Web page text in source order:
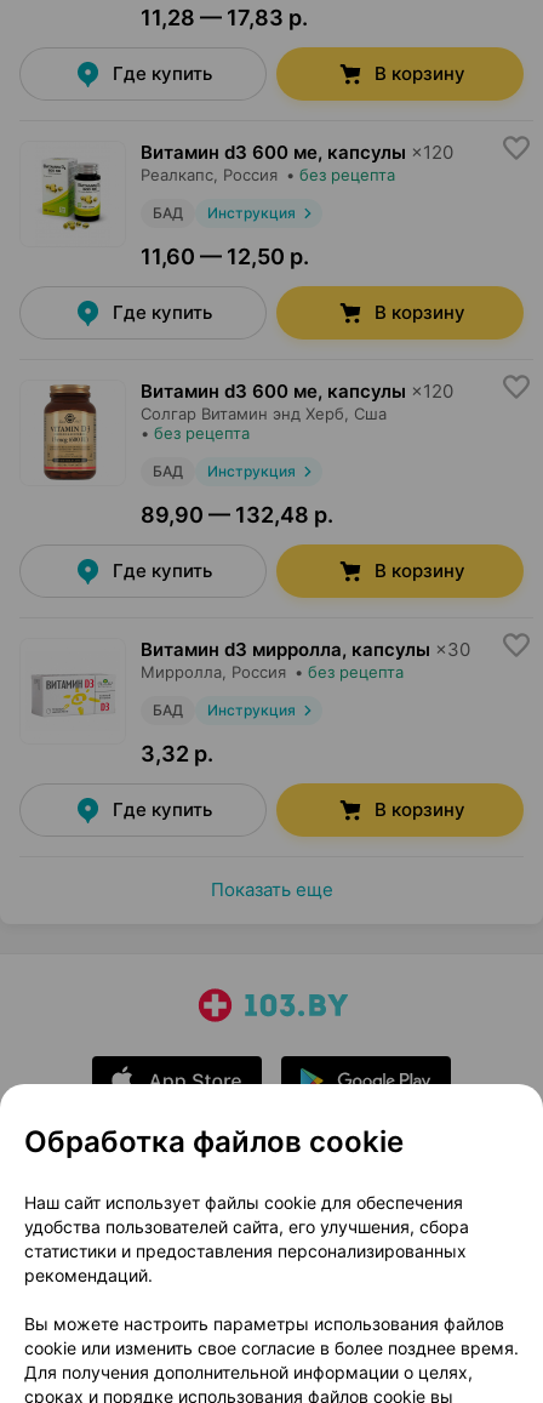
11,28 — 17,83 р.
Где купить В корзину
Витамин d3 600 ме, капсулы ×120
Реалкапс, Россия • без рецепта
БАД Инструкция
11,60 — 12,50 р.
Где купить В корзину
Витамин d3 600 ме, капсулы ×120
Солгар Витамин энд Херб, Сша
• без рецепта
БАД Инструкция
89,90 — 132,48 р.
Где купить В корзину
Витамин d3 мирролла, капсулы ×30
Мирролла, Россия • без рецепта
БАД Инструкция
3,32 р.
Где купить В корзину
Показать еще
О проекте
Новости проекта
Размещение рекламы
Медицинский маркетинг
Публичный договор
Доставка
Способы оплаты
Вакансии
Партнеры
Написать руководителю 103.by
Обработка файлов cookie
Наш сайт использует файлы cookie для обеспечения
удобства пользователей сайта, его улучшения, сбора
статистики и предоставления персонализированных
рекомендаций.
Вы можете настроить параметры использования файлов
cookie или изменить свое согласие в более позднее время.
Для получения дополнительной информации о целях,
сроках и порядке использования файлов cookie вы